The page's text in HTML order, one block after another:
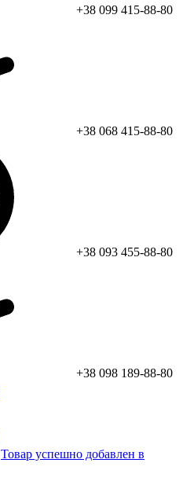
+38 099 415-88-80
+38 068 415-88-80
+38 093 455-88-80
+38 098 189-88-80
Товар успешно добавлен в